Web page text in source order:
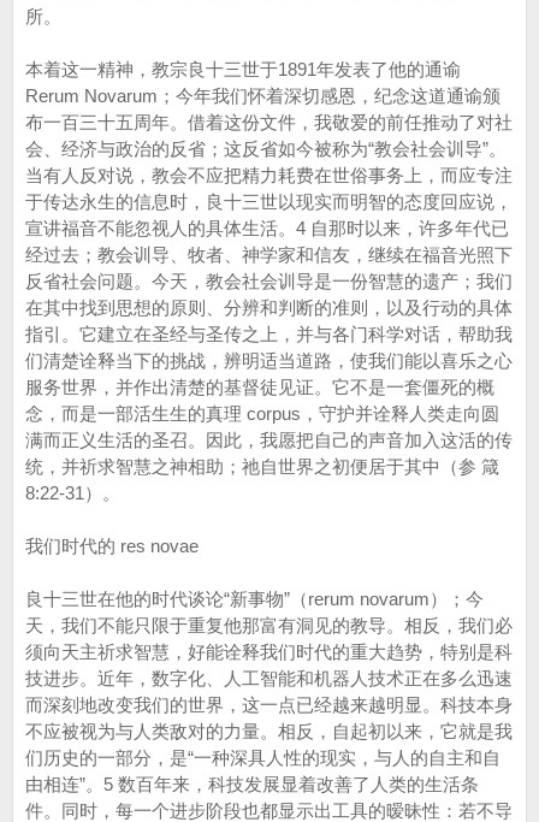
所。
本着这一精神，教宗良十三世于1891年发表了他的通谕
Rerum Novarum；今年我们怀着深切感恩，纪念这道通谕颁
布一百三十五周年。借着这份文件，我敬爱的前任推动了对社
会、经济与政治的反省；这反省如今被称为“教会社会训导”。
当有人反对说，教会不应把精力耗费在世俗事务上，而应专注
于传达永生的信息时，良十三世以现实而明智的态度回应说，
宣讲福音不能忽视人的具体生活。4 自那时以来，许多年代已
经过去；教会训导、牧者、神学家和信友，继续在福音光照下
反省社会问题。今天，教会社会训导是一份智慧的遗产；我们
在其中找到思想的原则、分辨和判断的准则，以及行动的具体
指引。它建立在圣经与圣传之上，并与各门科学对话，帮助我
们清楚诠释当下的挑战，辨明适当道路，使我们能以喜乐之心
服务世界，并作出清楚的基督徒见证。它不是一套僵死的概
念，而是一部活生生的真理 corpus，守护并诠释人类走向圆
满而正义生活的圣召。因此，我愿把自己的声音加入这活的传
统，并祈求智慧之神相助；祂自世界之初便居于其中（参 箴
8:22-31）。
我们时代的 res novae
良十三世在他的时代谈论“新事物”（rerum novarum）；今
天，我们不能只限于重复他那富有洞见的教导。相反，我们必
须向天主祈求智慧，好能诠释我们时代的重大趋势，特别是科
技进步。近年，数字化、人工智能和机器人技术正在多么迅速
而深刻地改变我们的世界，这一点已经越来越明显。科技本身
不应被视为与人类敌对的力量。相反，自起初以来，它就是我
们历史的一部分，是“一种深具人性的现实，与人的自主和自
由相连”。5 数百年来，科技发展显着改善了人类的生活条
件。同时，每一个进步阶段也都显示出工具的暧昧性：若不导